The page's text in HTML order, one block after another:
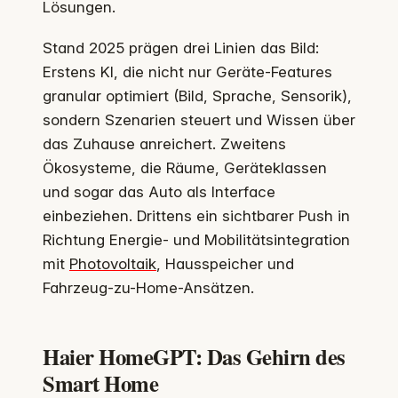
Lösungen.
Stand 2025 prägen drei Linien das Bild:
Erstens KI, die nicht nur Geräte-Features
granular optimiert (Bild, Sprache, Sensorik),
sondern Szenarien steuert und Wissen über
das Zuhause anreichert. Zweitens
Ökosysteme, die Räume, Geräteklassen
und sogar das Auto als Interface
einbeziehen. Drittens ein sichtbarer Push in
Richtung Energie- und Mobilitätsintegration
mit Photovoltaik , Hausspeicher und
Fahrzeug-zu-Home-Ansätzen.
Haier HomeGPT: Das Gehirn des
Smart Home